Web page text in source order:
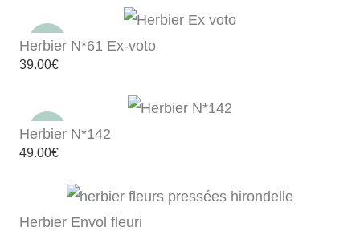
49.00€.
39.00€.
Herbier N*61 Ex-voto
39.00€
Herbier N*142
49.00€
Herbier Envol fleuri